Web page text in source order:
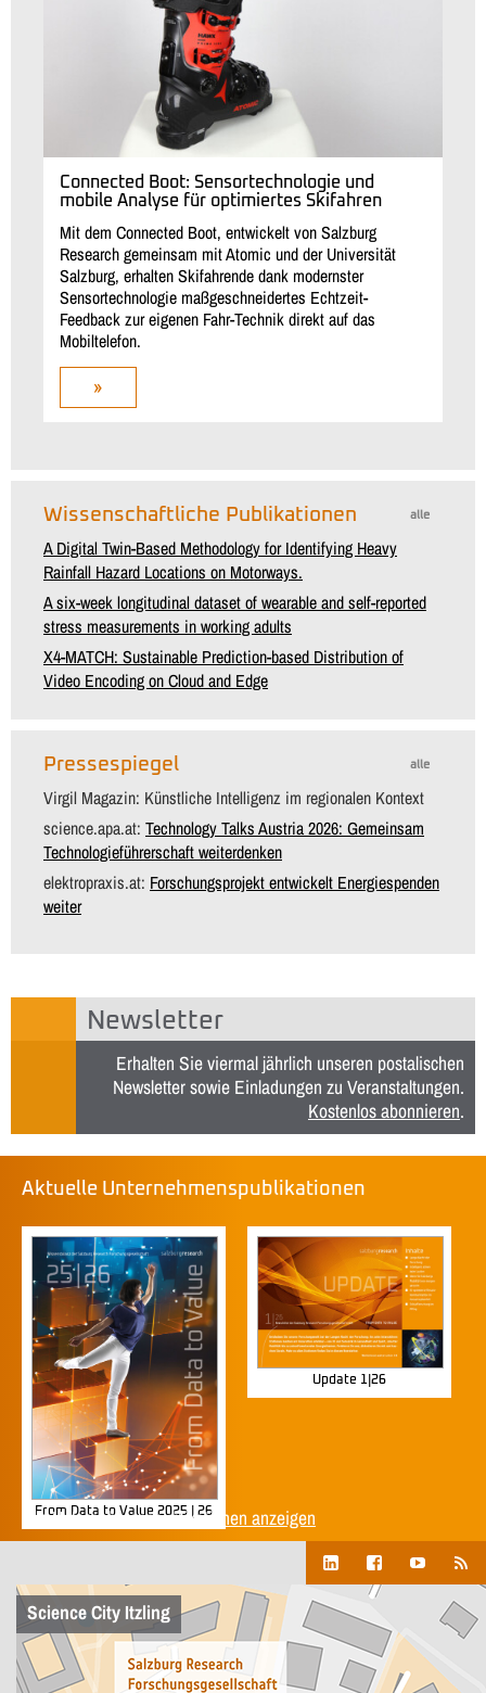
Connected Boot: Sensortechnologie und
mobile Analyse für optimiertes Skifahren
Mit dem Connected Boot, entwickelt von Salzburg
Research gemeinsam mit Atomic und der Universität
Salzburg, erhalten Skifahrende dank modernster
Sensortechnologie maßgeschneidertes Echtzeit-
Feedback zur eigenen Fahr-Technik direkt auf das
Mobiltelefon.
»
alle
Wissenschaftliche Publikationen
A Digital Twin-Based Methodology for Identifying Heavy
Rainfall Hazard Locations on Motorways.
A six-week longitudinal dataset of wearable and self-reported
stress measurements in working adults
X4-MATCH: Sustainable Prediction-based Distribution of
Video Encoding on Cloud and Edge
alle
Pressespiegel
Virgil Magazin: Künstliche Intelligenz im regionalen Kontext
science.apa.at: Technology Talks Austria 2026: Gemeinsam
Technologieführerschaft weiterdenken
elektropraxis.at: Forschungsprojekt entwickelt Energiespenden
weiter
Newsletter
Erhalten Sie viermal jährlich unseren postalischen
Newsletter sowie Einladungen zu Veranstaltungen.
Kostenlos abonnieren.
Science City Itzling
Aktuelle Unternehmenspublikationen
From Data to Value 2025 | 26
Update 1|26
Alle Unternehmenspublikationen anzeigen